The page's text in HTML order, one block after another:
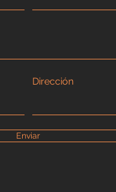
Dirección
Enviar